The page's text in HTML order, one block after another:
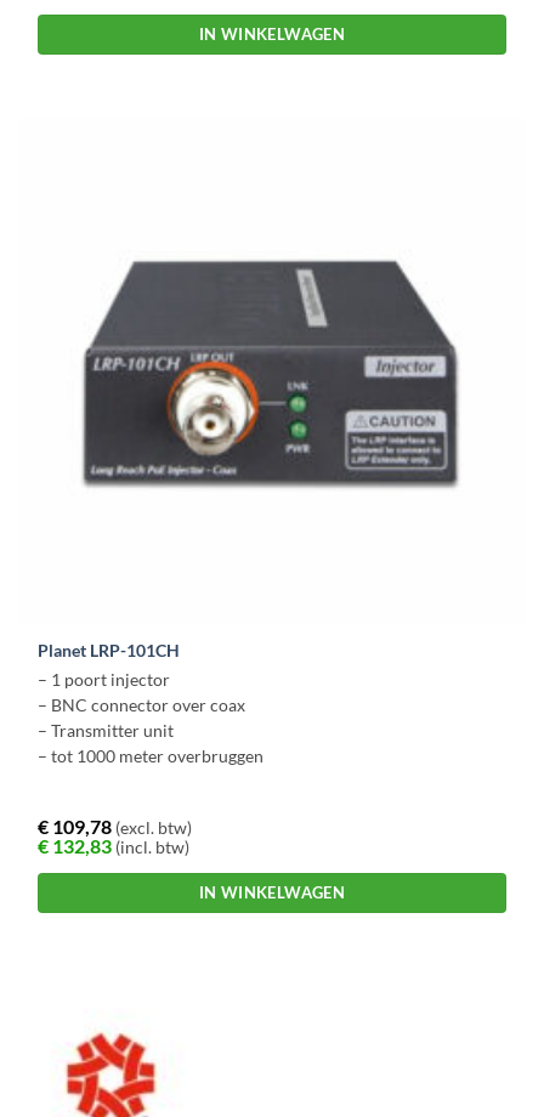
IN WINKELWAGEN
Planet LRP-101CH
– 1 poort injector
– BNC connector over coax
– Transmitter unit
– tot 1000 meter overbruggen
€ 109,78 (excl. btw)
€ 132,83 (incl. btw)
IN WINKELWAGEN